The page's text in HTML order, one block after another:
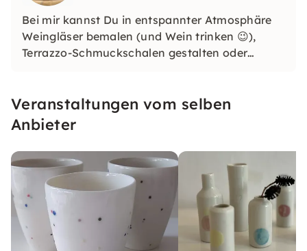
Bei mir kannst Du in entspannter Atmosphäre
Weingläser bemalen (und Wein trinken 😉),
Terrazzo-Schmuckschalen gestalten oder
der Spaß am Gestalten und eine inspirierende
Auszeit vom Alltag im Mittelpunkt.
Veranstaltungen vom selben
Anbieter